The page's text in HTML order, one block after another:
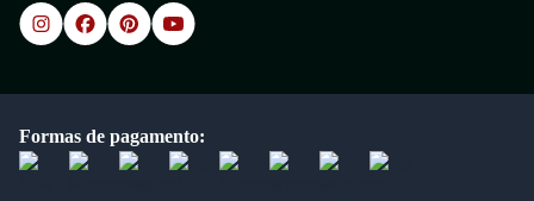
Formas de pagamento: